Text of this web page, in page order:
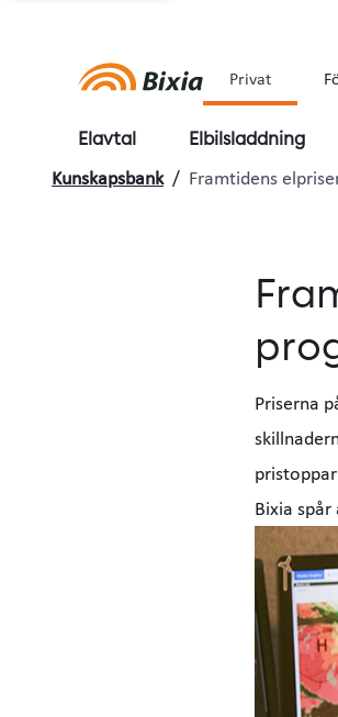
Privat
Elavtal Elbilsladdning
Kunskapsbank / Framtidens
Priserna
Bixia